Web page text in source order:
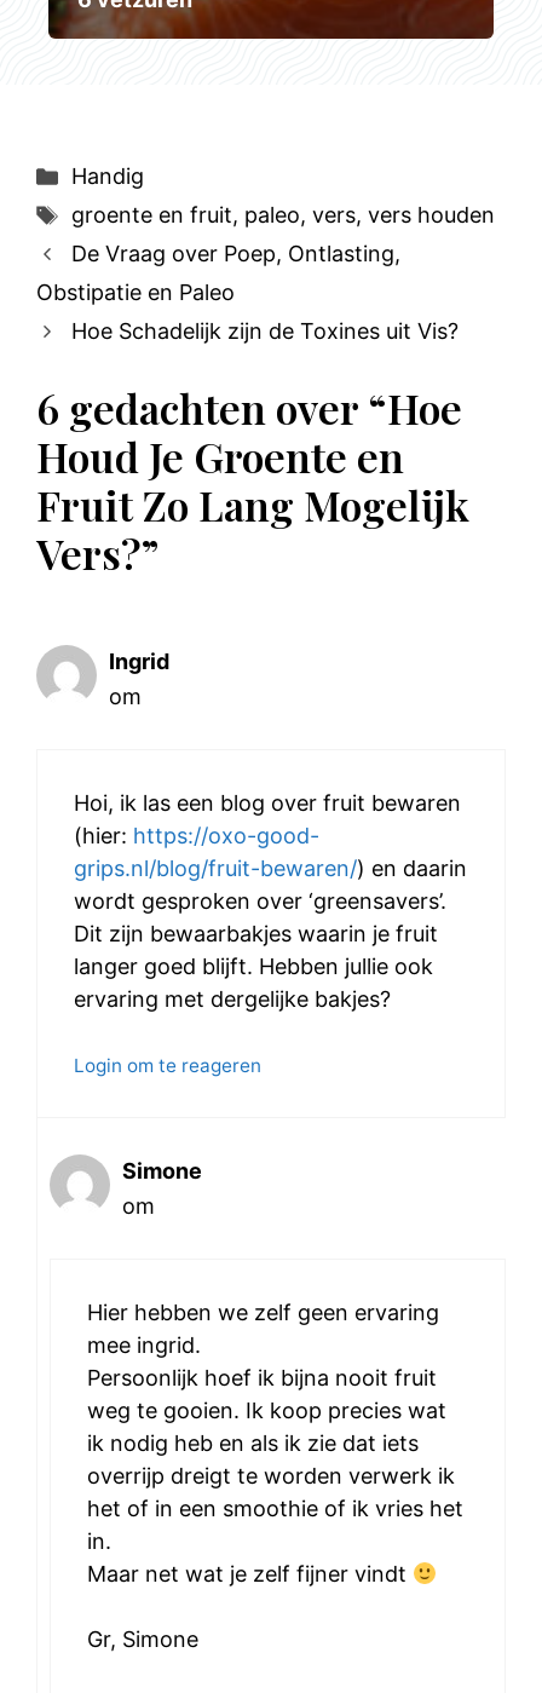
Categorieën
Handig
Tags
groente en fruit, paleo, vers, vers houden
De Vraag over Poep, Ontlasting,
Obstipatie en Paleo
Hoe Schadelijk zijn de Toxines uit Vis?
6 gedachten over “Hoe
Houd Je Groente en
Fruit Zo Lang Mogelijk
Vers?”
Ingrid
om
Hoi, ik las een blog over fruit bewaren
(hier: https://oxo-good-
grips.nl/blog/fruit-bewaren/) en daarin
wordt gesproken over ‘greensavers’.
Dit zijn bewaarbakjes waarin je fruit
langer goed blijft. Hebben jullie ook
ervaring met dergelijke bakjes?
Login om te reageren
Simone
om
Hier hebben we zelf geen ervaring
mee ingrid.
Persoonlijk hoef ik bijna nooit fruit
weg te gooien. Ik koop precies wat
ik nodig heb en als ik zie dat iets
overrijp dreigt te worden verwerk ik
het of in een smoothie of ik vries het
in.
Maar net wat je zelf fijner vindt
Gr, Simone